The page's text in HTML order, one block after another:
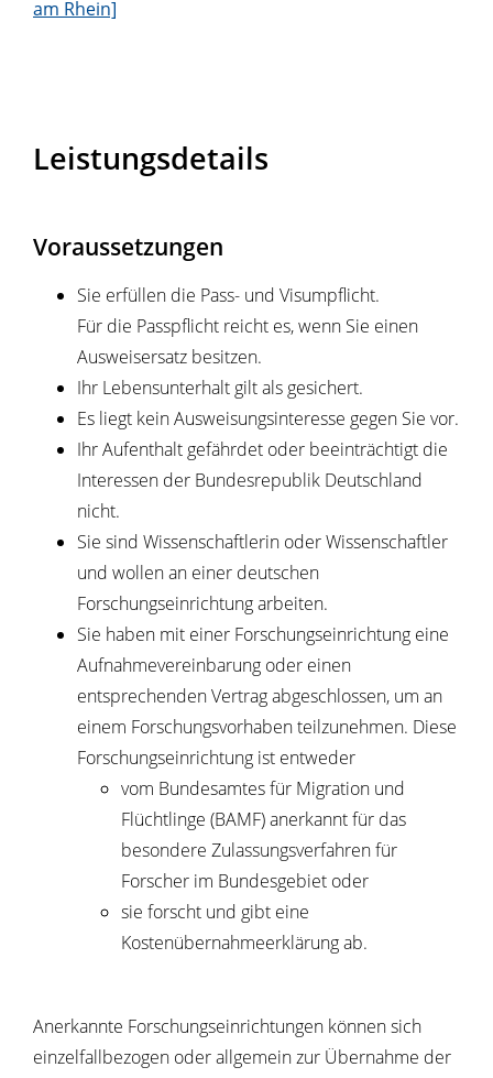
am Rhein]
Leistungsdetails
Voraussetzungen
Sie erfüllen die Pass- und Visumpflicht.
Für die Passpflicht reicht es, wenn Sie einen
Ausweisersatz besitzen.
Ihr Lebensunterhalt gilt als gesichert.
Es liegt kein Ausweisungsinteresse gegen Sie vor.
Ihr Aufenthalt gefährdet oder beeinträchtigt die
Interessen der Bundesrepublik Deutschland
nicht.
Sie sind Wissenschaftlerin oder Wissenschaftler
und wollen an einer deutschen
Forschungseinrichtung arbeiten.
Sie haben mit einer Forschungseinrichtung eine
Aufnahmevereinbarung oder einen
entsprechenden Vertrag abgeschlossen, um an
einem Forschungsvorhaben teilzunehmen. Diese
Forschungseinrichtung ist entweder
vom Bundesamtes für Migration und
Flüchtlinge (BAMF) anerkannt für das
besondere Zulassungsverfahren für
Forscher im Bundesgebiet oder
sie forscht und gibt eine
Kostenübernahmeerklärung ab.
Anerkannte Forschungseinrichtungen können sich
einzelfallbezogen oder allgemein zur Übernahme der